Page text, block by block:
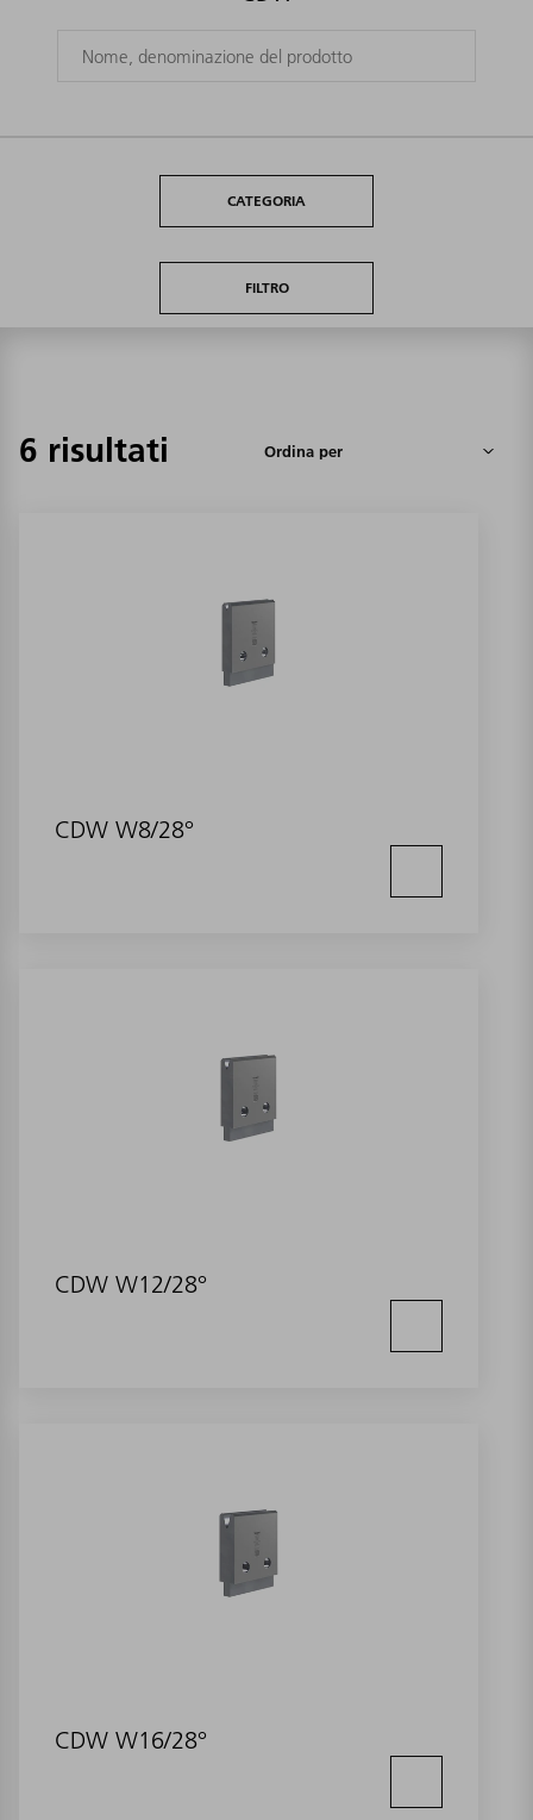
CATEGORIA
FILTRO
6 risultati
CDW W8/28°
CDW W12/28°
CDW W16/28°